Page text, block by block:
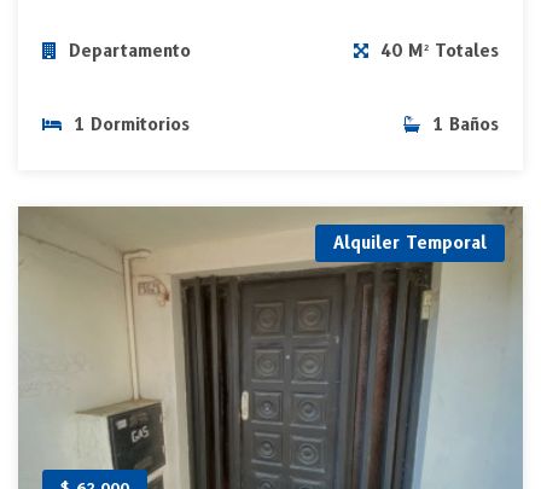
Departamento 40 M² Totales
1 Dormitorios 1 Baños
Alquiler Temporal